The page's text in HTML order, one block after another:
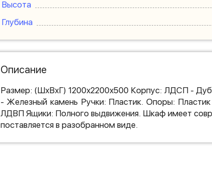
Высота
Глубина
Описание
Размер: (ШхВхГ) 1200х2200х500 Корпус: ЛДСП -
- Железный камень Ручки: Пластик. Опоры:
ЛДВП Ящики: Полного выдвижения. Шкаф имеет
поставляется в разобранном виде.